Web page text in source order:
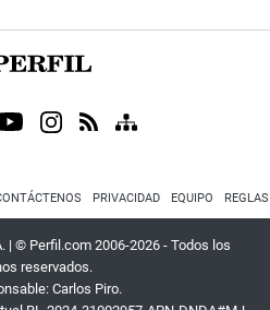
PRIVACIDAD EQUIPO
| © Perfil.com 2006-2026 - Todos los
reservados.
Carlos Piro.